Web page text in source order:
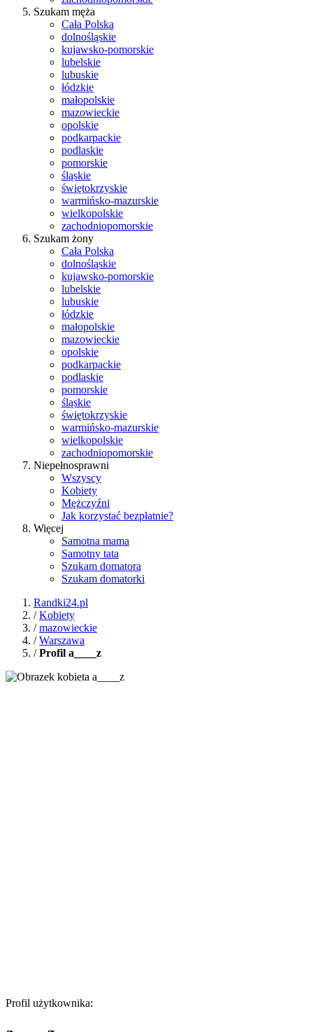
Szukam męża
Cała Polska
dolnośląskie
kujawsko-pomorskie
lubelskie
lubuskie
łódzkie
małopolskie
mazowieckie
opolskie
podkarpackie
podlaskie
pomorskie
śląskie
świętokrzyskie
warmińsko-mazurskie
wielkopolskie
zachodniopomorskie
Szukam żony
Cała Polska
dolnośląskie
kujawsko-pomorskie
lubelskie
lubuskie
łódzkie
małopolskie
mazowieckie
opolskie
podkarpackie
podlaskie
pomorskie
śląskie
świętokrzyskie
warmińsko-mazurskie
wielkopolskie
zachodniopomorskie
Niepełnosprawni
Wszyscy
Kobiety
Mężczyźni
Jak korzystać bezpłatnie?
Więcej
Samotna mama
Samotny tata
Szukam domatora
Szukam domatorki
Randki24.pl
/Kobiety
/mazowieckie
/Warszawa
/Profil a____z
Profil użytkownika: